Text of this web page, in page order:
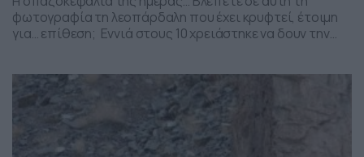
φωτογραφία τη λεοπάρδαλη που έχει κρυφτεί, έτοιμη
για… επίθεση; Εννιά στους 10 χρειάστηκε να δουν την